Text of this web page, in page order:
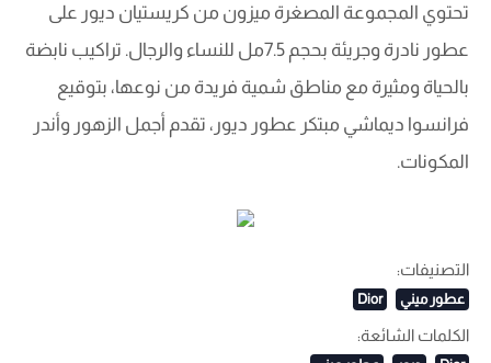
تحتوي المجموعة المصغرة ميزون من كريستيان ديور على
عطور نادرة وجريئة بحجم 7.5مل للنساء والرجال. تراكيب نابضة
بالحياة ومثيرة مع مناطق شمية فريدة من نوعها، بتوقيع
فرانسوا ديماشي مبتكر عطور ديور، تقدم أجمل الزهور وأندر
المكونات.
التصنيفات:
عطور ميني Dior
الكلمات الشائعة: